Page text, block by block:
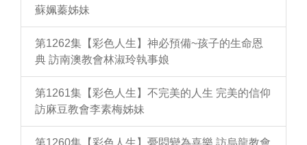
蘇姵蓁姊妹
第1262集【彩色人生】神必預備~孩子的生命恩
典 訪南澳教會林淑玲執事娘
第1261集【彩色人生】不完美的人生 完美的信仰
訪麻豆教會李素梅姊妹
第1260集【彩色人生】憂悶變為喜樂 訪烏龍教會